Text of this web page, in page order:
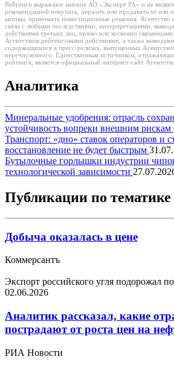
Рейтинги выражают мнение АО «Эксперт РА» и не
рекомендацией покупать, держать или продавать те или
активы, принимать инвестиционные решения. Агентство
связи с любыми последствиями, интерпретациями,
действиями третьих лиц, прямо или косвенно
Агентством рейтинговыми действиями, а также
содержащимися в пресс-релизах, выпущенных
перечисленного. Единственным источником,
рейтинга, является официальный интернет-сайт
Аналитика
Минеральные удобрения: отрасль
устойчивость вопреки внешним рискам
Транспорт: «дно» ставок операторов и
восстановление не будет быстрым
Бутылочные горлышки индустрии
технологической зависимости
Публикации по тематике
Добыча оказалась в цене
Коммерсантъ
Экспорт российского угля подорожал
02.06.2026
Аналитик рассказал, какие
пострадают от роста цен на
РИА Новости